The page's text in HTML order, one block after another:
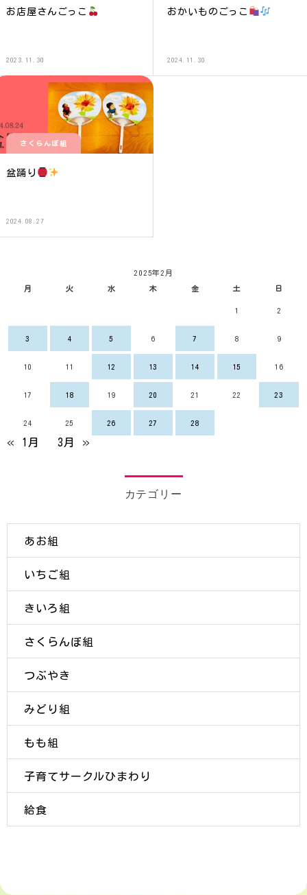
お店屋さんごっこ
2023.11.30
おかいものごっこ
2024.11.30
さくらんぼ組
盆踊り
2024.08.27
2025年2月
月 火 水 木 金 土 日
1 2
3 4 5 6 7 8 9
10 11 12 13 14 15 16
17 18 19 20 21 22 23
24 25 26 27 28
« 1月 3月 »
カテゴリー
あお組
いちご組
きいろ組
さくらんぼ組
つぶやき
みどり組
もも組
子育てサークルひまわり
給食